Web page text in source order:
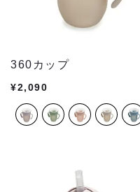
360カップ
¥2,090